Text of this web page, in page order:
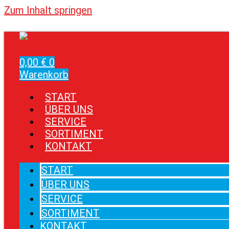
Zum Inhalt springen
0,00 € 0
Warenkorb
START
ÜBER UNS
SERVICE
SORTIMENT
KONTAKT
START
ÜBER UNS
SERVICE
SORTIMENT
KONTAKT